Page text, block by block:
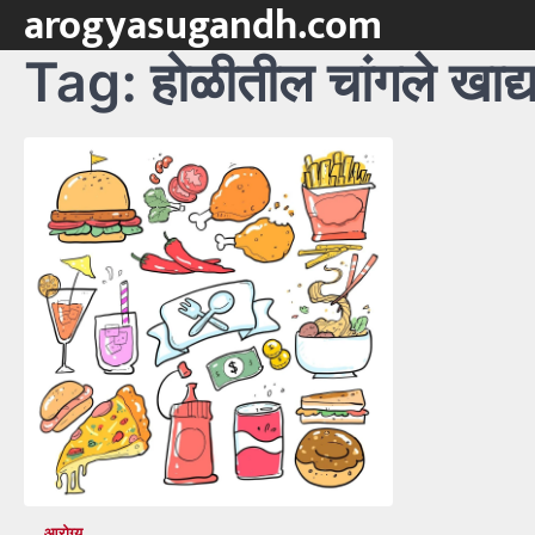
Skip
content
arogyasugandh.com
Tag:होळीतील चांगले